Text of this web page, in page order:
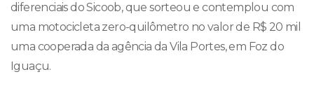
diferenciais do Sicoob, que sorteou e contemplou com
uma motocicleta zero-quilômetro no valor de R$ 20 mil
uma cooperada da agência da Vila Portes, em Foz do
Iguaçu.